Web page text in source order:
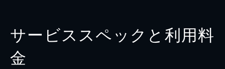
サービススペックと利用料
金